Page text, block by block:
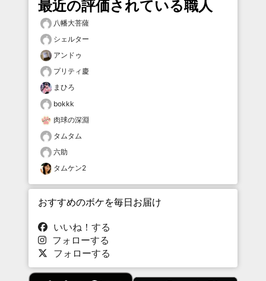
最近の評価されている職人
八幡大菩薩
シェルター
アンドゥ
プリティ慶
まひろ
bokkk
肉球の深淵
タムタム
六助
タムケン2
おすすめのボケを毎日お届け
いいね！する
フォローする
フォローする